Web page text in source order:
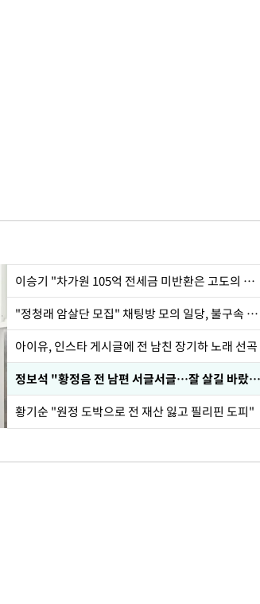
이승기 "차가원 105억 전세금 미반환은 고도의 사기"
"정청래 암살단 모집" 채팅방 모의 일당, 불구속 송치
아이유, 인스타 게시글에 전 남친 장기하 노래 선곡
정보석 "황정음 전 남편 서글서글…잘 살길 바랐는데"
황기순 "원정 도박으로 전 재산 잃고 필리핀 도피"